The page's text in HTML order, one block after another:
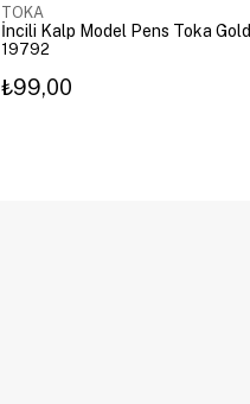
TOKA
İncili Kalp Model Pens Toka Gold
19792
₺99,00